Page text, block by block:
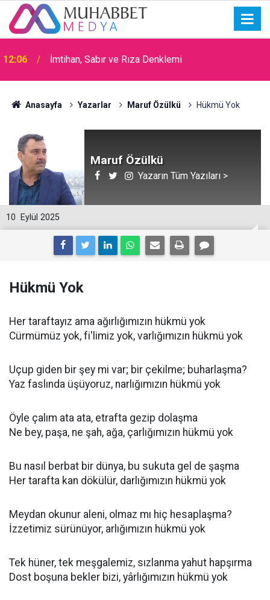
12:06 İmtihan, Sabır ve Rıza Denklemi
15:30 Okullarda Cami Açılması Laikliğe Aykırıymış!
Anasayfa Yazarlar Maruf Özülkü Hükmü Yok
Maruf Özülkü
Yazarın Tüm Yazıları >
10 Eylül 2025
Hükmü Yok
Her taraftayız ama ağırlığımızın hükmü yok
Cürmümüz yok, fi'limiz yok, varlığımızın hükmü yok
Uçup giden bir şey mi var; bir çekilme; buharlaşma?
Yaz faslında üşüyoruz, narlığımızın hükmü yok
Öyle çalım ata ata, etrafta gezip dolaşma
Ne bey, paşa, ne şah, ağa, çarlığımızın hükmü yok
Bu nasıl berbat bir dünya, bu sukuta gel de şaşma
Her tarafta kan dökülür, darlığımızın hükmü yok
Meydan okunur aleni, olmaz mı hiç hesaplaşma?
İzzetimiz sürünüyor, arlığımızın hükmü yok
Tek hüner, tek meşgalemiz, sızlanma yahut hapşırma
Dost boşuna bekler bizi, yârlığımızın hükmü yok